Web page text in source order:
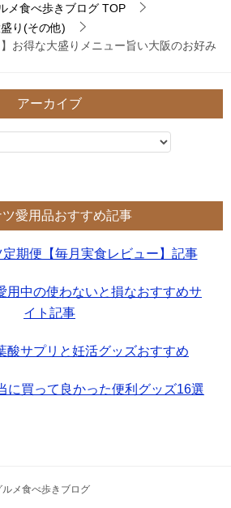
メ食べ歩きブログ TOP
り(その他)
お得な大盛りメニュー旨い大阪のお好み
アーカイブ
愛用品おすすめ記事
期便【毎月実食レビュー】記事
用中の使わないと損なおすすめサ
イト記事
酸サプリと妊活グッズおすすめ
に買って良かった便利グッズ16選
メ食べ歩きブログ